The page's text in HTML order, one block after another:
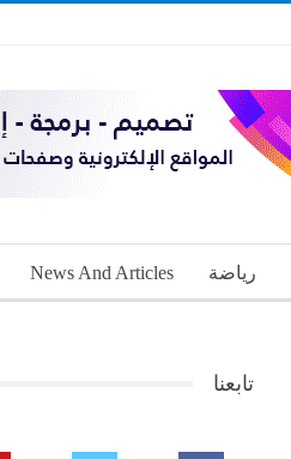
رياضة News And Articles
تابعنا